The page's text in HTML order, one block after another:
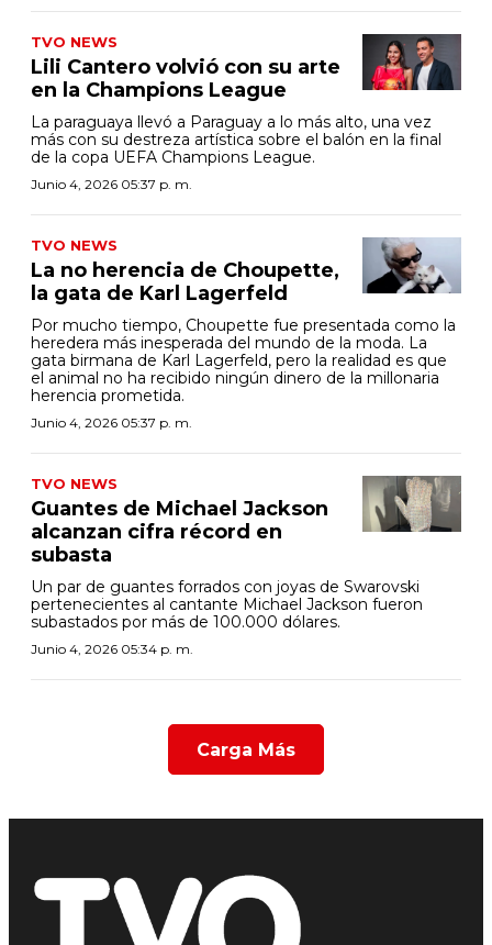
TVO NEWS
Lili Cantero volvió con su arte
en la Champions League
La paraguaya llevó a Paraguay a lo más alto, una vez
más con su destreza artística sobre el balón en la final
de la copa UEFA Champions League.
Junio 4, 2026 05:37 p. m.
TVO NEWS
La no herencia de Choupette,
la gata de Karl Lagerfeld
Por mucho tiempo, Choupette fue presentada como la
heredera más inesperada del mundo de la moda. La
gata birmana de Karl Lagerfeld, pero la realidad es que
el animal no ha recibido ningún dinero de la millonaria
herencia prometida.
Junio 4, 2026 05:37 p. m.
TVO NEWS
Guantes de Michael Jackson
alcanzan cifra récord en
subasta
Un par de guantes forrados con joyas de Swarovski
pertenecientes al cantante Michael Jackson fueron
subastados por más de 100.000 dólares.
Junio 4, 2026 05:34 p. m.
Carga Más